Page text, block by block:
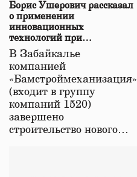
Борис Ушерович рассказал
о применении
инновационных
технологий при
строительстве нового моста
в Забайкалье
В Забайкалье
компанией
«Бамстроймеханизация»
(входит в группу
компаний 1520)
завершено
строительство нового…